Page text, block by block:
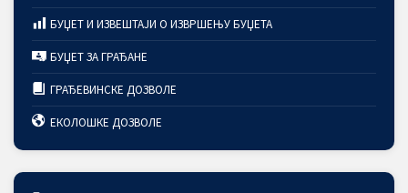
БУЏЕТ И ИЗВЕШТАЈИ О ИЗВРШЕЊУ БУЏЕТА
БУЏЕТ ЗА ГРАЂАНЕ
ГРАЂЕВИНСКЕ ДОЗВОЛЕ
ЕКОЛОШКЕ ДОЗВОЛЕ